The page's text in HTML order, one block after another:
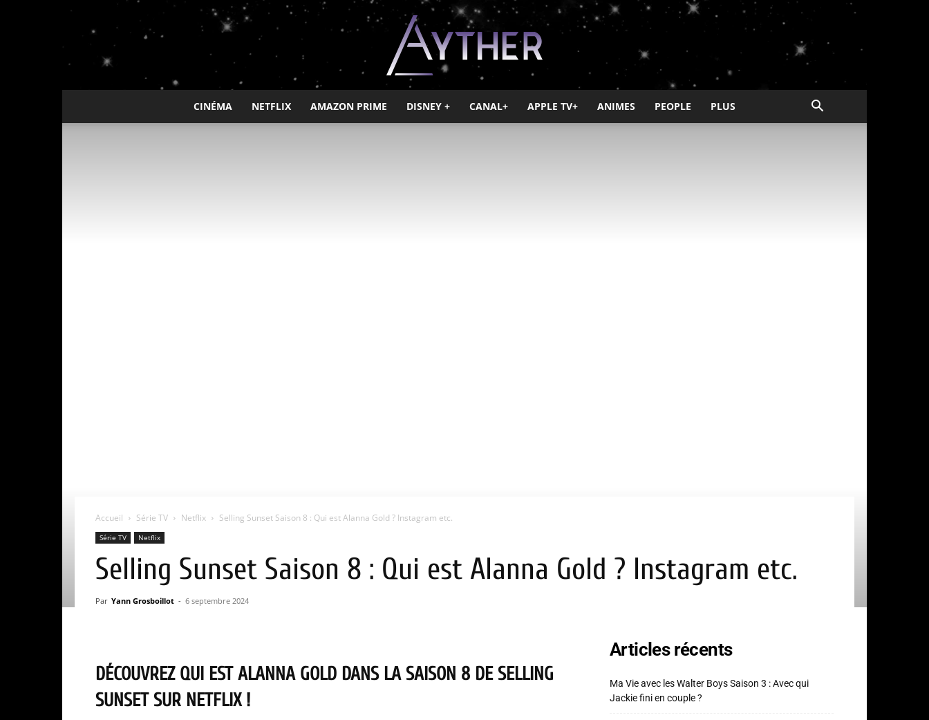
Ayther
CINÉMA NETFLIX AMAZON PRIME DISNEY + CANAL+ APPLE TV+ ANIMES PEOPLE PLUS
Accueil Série TV Netflix Selling Sunset Saison 8 : Qui est Alanna Gold ? Instagram etc.
Série TV Netflix
Selling Sunset Saison 8 : Qui est Alanna Gold ? Instagram etc.
Par Yann Grosboillot - 6 septembre 2024
DÉCOUVREZ QUI EST ALANNA GOLD DANS LA SAISON 8 DE SELLING
SUNSET SUR NETFLIX !
Articles récents
Ma Vie avec les Walter Boys Saison 3 : Avec qui
Jackie fini en couple ?